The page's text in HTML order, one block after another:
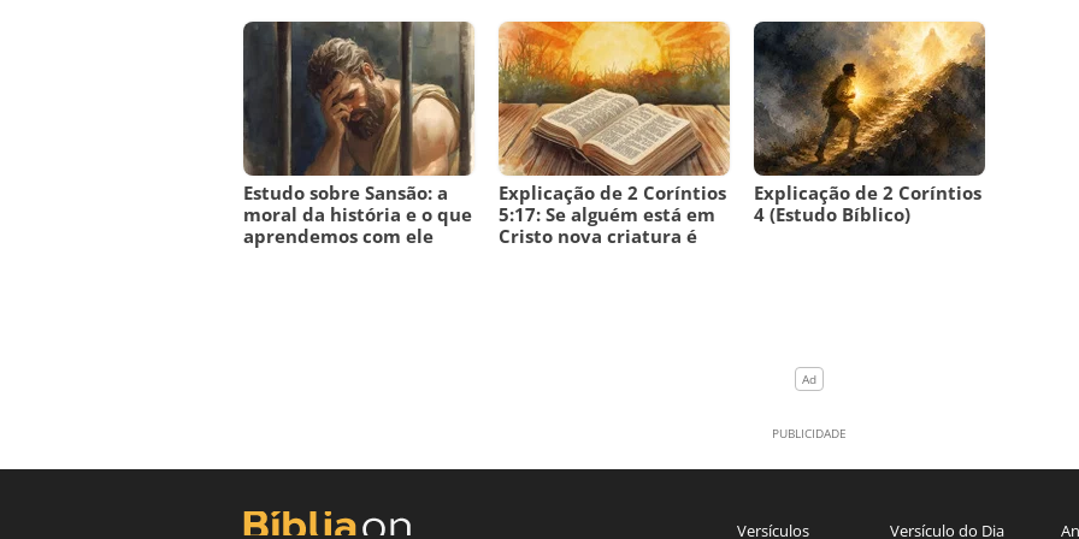
Estudo sobre Sansão: a
moral da história e o que
aprendemos com ele
Explicação de 2 Coríntios
5:17: Se alguém está em
Cristo nova criatura é
Explicação de 2 Coríntios
4 (Estudo Bíblico)
Versículos Versículo do Dia